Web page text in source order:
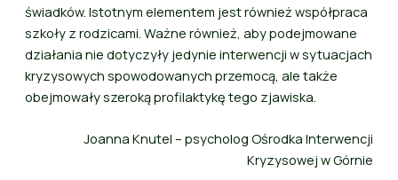
świadków. Istotnym elementem jest również współpraca
szkoły z rodzicami. Ważne również, aby podejmowane
działania nie dotyczyły jedynie interwencji w sytuacjach
kryzysowych spowodowanych przemocą, ale także
obejmowały szeroką profilaktykę tego zjawiska.
Joanna Knutel – psycholog Ośrodka Interwencji
Kryzysowej w Górnie